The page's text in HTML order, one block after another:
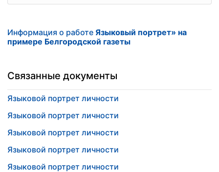
Информация о работе Языковый портрет» на
примере Белгородской газеты
Связанные документы
Языковой портрет личности
Языковой портрет личности
Языковой портрет личности
Языковой портрет личности
Языковой портрет личности